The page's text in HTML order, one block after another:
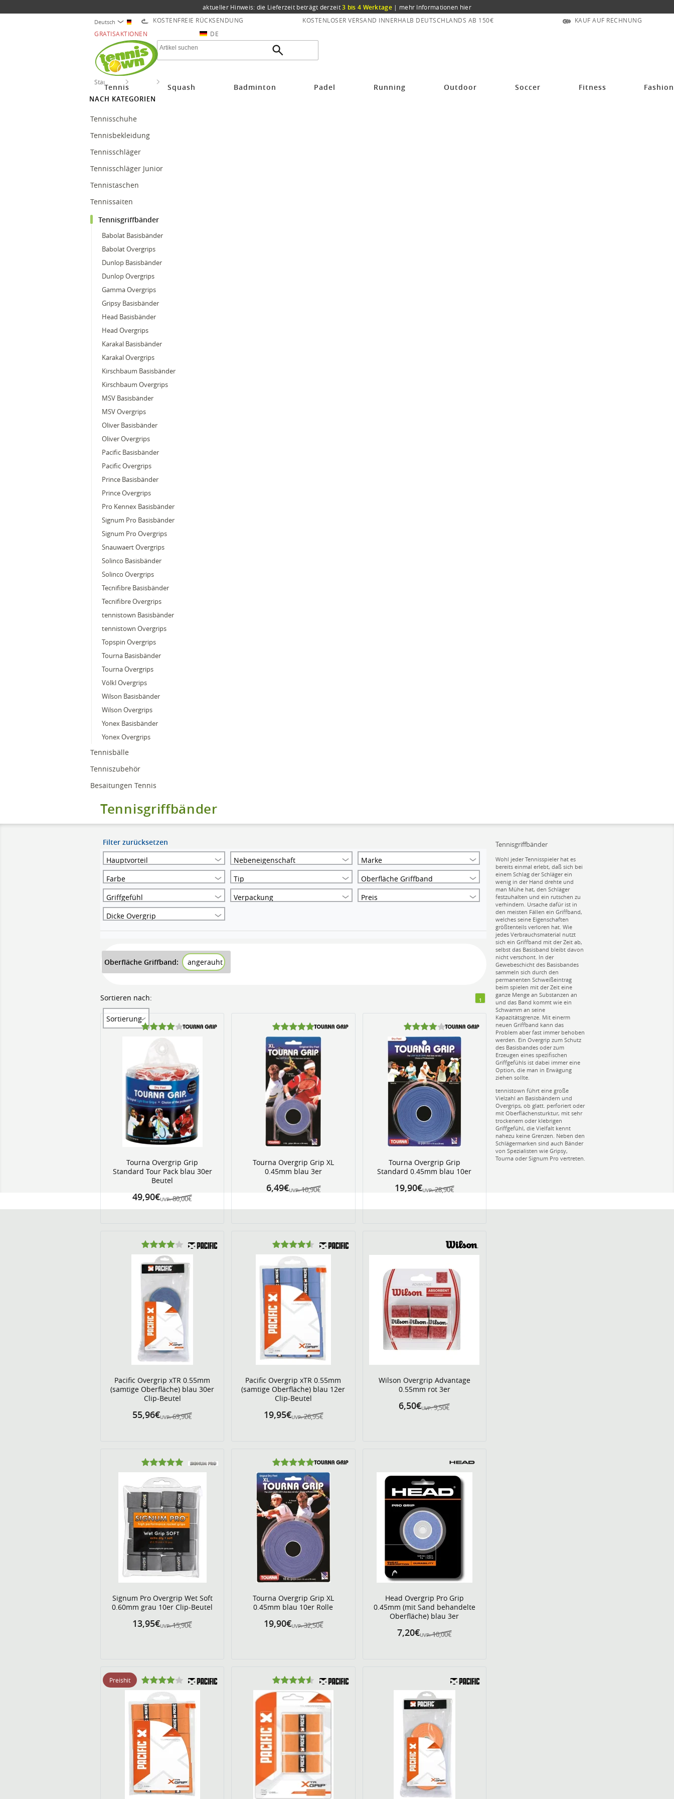
aktueller Hinweis: die Lieferzeit beträgt derzeit3 bis 4 Werktage | mehr Informationen hier
Deutsch KOSTENFREIE RÜCKSENDUNG KOSTENLOSER VERSAND INNERHALB DEUTSCHLANDS AB 150€
KAUF AUF RECHNUNG
GRATISAKTIONEN
DE
Tennis Squash Badminton Padel Running Outdoor Soccer Fitness Fashion
Startseite
NACH KATEGORIEN
Tennisschuhe
Tennisbekleidung
Tennisschläger
Tennisschläger Junior
Tennistaschen
Tennissaiten
Tennisgriffbänder
Babolat Basisbänder
Babolat Overgrips
Dunlop Basisbänder
Dunlop Overgrips
Gamma Overgrips
Gripsy Basisbänder
Head Basisbänder
Head Overgrips
Karakal Basisbänder
Karakal Overgrips
Kirschbaum Basisbänder
Kirschbaum Overgrips
MSV Basisbänder
MSV Overgrips
Oliver Basisbänder
Oliver Overgrips
Pacific Basisbänder
Pacific Overgrips
Prince Basisbänder
Prince Overgrips
Pro Kennex Basisbänder
Signum Pro Basisbänder
Signum Pro Overgrips
Snauwaert Overgrips
Solinco Basisbänder
Solinco Overgrips
Tecnifibre Basisbänder
Tecnifibre Overgrips
tennistown Basisbänder
tennistown Overgrips
Topspin Overgrips
Tourna Basisbänder
Tourna Overgrips
Völkl Overgrips
Wilson Basisbänder
Wilson Overgrips
Yonex Basisbänder
Yonex Overgrips
Tennisbälle
Tenniszubehör
Besaitungen Tennis
Tennisgriffbänder
Filter zurücksetzen
Hauptvorteil
Nebeneigenschaft
Marke
Farbe
Tip
Oberfläche Griffband
Griffgefühl
Verpackung
Preis
Dicke Overgrip
Oberfläche Griffband: angerauht
Sortieren nach:
Sortierung
1
Tourna Overgrip Grip
Standard Tour Pack blau 30er
Beutel
UVP: 80,00€
49,90€
Tourna Overgrip Grip XL
0.45mm blau 3er
UVP: 10,90€
6,49€
Tourna Overgrip Grip
Standard 0.45mm blau 10er
UVP: 28,90€
19,90€
Pacific Overgrip xTR 0.55mm
(samtige Oberfläche) blau 30er
Clip-Beutel
UVP: 69,90€
55,96€
Pacific Overgrip xTR 0.55mm
(samtige Oberfläche) blau 12er
Clip-Beutel
UVP: 26,95€
19,95€
Wilson Overgrip Advantage
0.55mm rot 3er
UVP: 9,50€
6,50€
Signum Pro Overgrip Wet Soft
0.60mm grau 10er Clip-Beutel
UVP: 15,90€
13,95€
Tourna Overgrip Grip XL
0.45mm blau 10er Rolle
UVP: 32,50€
19,90€
Head Overgrip Pro Grip
0.45mm (mit Sand behandelte
Oberfläche) blau 3er
UVP: 10,00€
7,20€
Preishit
Tennisgriffbänder
Wohl jeder Tennisspieler hat es
bereits einmal erlebt, daß sich bei
einem Schlag der Schläger ein
wenig in der Hand drehte und
man Mühe hat, den Schläger
festzuhalten und ein rutschen zu
verhindern. Ursache dafür ist in
den meisten Fällen ein Griffband,
welches seine Eigenschaften
größtenteils verloren hat. Wie
jedes Verbrauchsmaterial nutzt
sich ein Griffband mit der Zeit ab,
selbst das Basisband bleibt davon
nicht verschont. In der
Gewebeschicht des Basisbandes
sammeln sich durch den
permanenten Schweißeintrag
beim spielen mit der Zeit eine
ganze Menge an Substanzen an
und das Band kommt wie ein
Schwamm an seine
Kapazitätsgrenze. Mit einerm
neuen Griffband kann das
Problem aber fast immer behoben
werden. Ein Overgrip zum Schutz
des Basisbandes oder zum
Erzeugen eines spezifischen
Griffgefühls ist dabei immer eine
Option, die man in Erwägung
ziehen sollte.
tennistown führt eine große
Vielzahl an Basisbändern und
Overgrips, ob glatt. perforiert oder
mit Oberflächensturktur, mit sehr
trockenem oder klebrigen
Griffgefühl, die Vielfalt kennt
nahezu keine Grenzen. Neben den
Schlägermarken sind auch Bänder
von Spezialisten wie Gripsy,
Tourna oder Signum Pro vertreten.